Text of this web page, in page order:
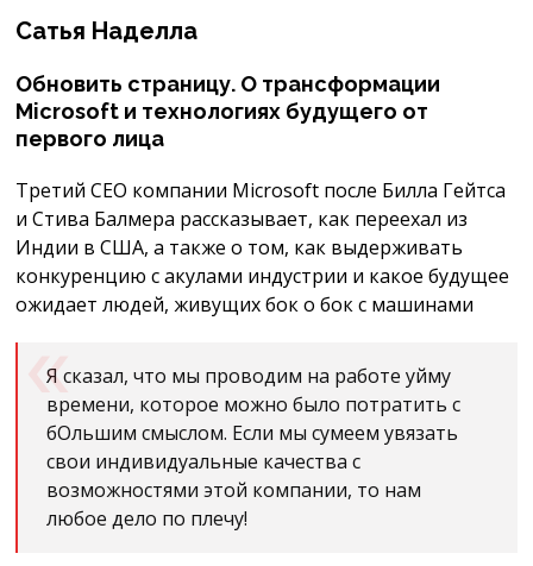
Сатья Наделла
Обновить страницу. О трансформации
Microsoft и технологиях будущего от
первого лица
Третий CEO компании Microsoft после Билла Гейтса
и Стива Балмера рассказывает, как переехал из
Индии в США, а также о том, как выдерживать
конкуренцию с акулами индустрии и какое будущее
ожидает людей, живущих бок о бок с машинами
Я сказал, что мы проводим на работе уйму
времени, которое можно было потратить с
бОльшим смыслом. Если мы сумеем увязать
свои индивидуальные качества с
возможностями этой компании, то нам
любое дело по плечу!